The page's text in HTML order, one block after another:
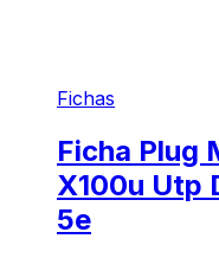
Fichas
Ficha Plug
X100u Utp
5e